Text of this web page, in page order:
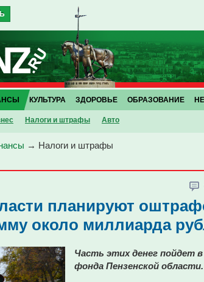
Налоги и штрафы Авто
КУЛЬТУРА ЗДОРОВЬЕ ОБРАЗОВАНИЕ
→ Налоги и штрафы
планируют
около миллиарда
Часть этих денег пойдет
фонда Пензенской области.